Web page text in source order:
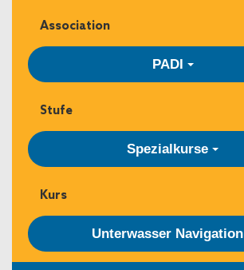
Association
PADI
Stufe
Spezialkurse
Kurs
Unterwasser Navigation